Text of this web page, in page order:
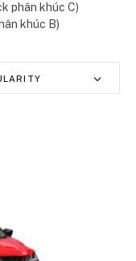
phân khúc C)
khúc B)